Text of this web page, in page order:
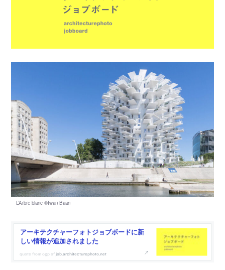
アーキテクチャーフォトジョブボードに新
しい情報が追加されました
job.architecturephoto.net